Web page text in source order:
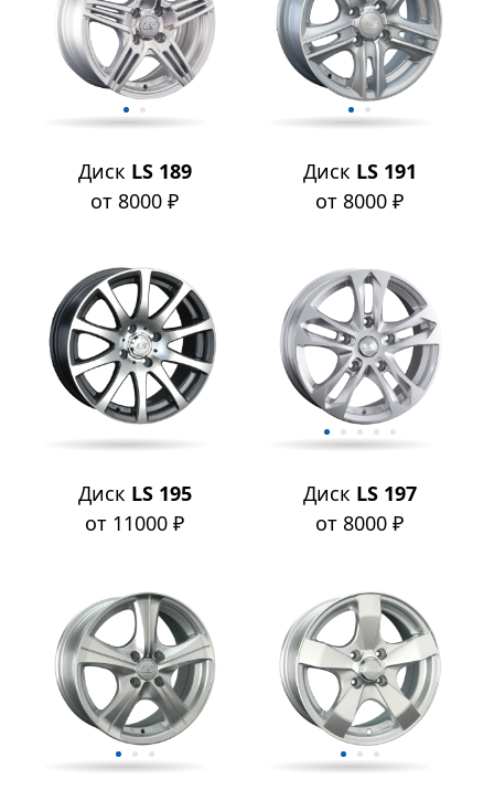
Диск LS 189
от 8000 ₽
Диск LS 191
от 8000 ₽
Диск LS 195
от 11000 ₽
Диск LS 197
от 8000 ₽